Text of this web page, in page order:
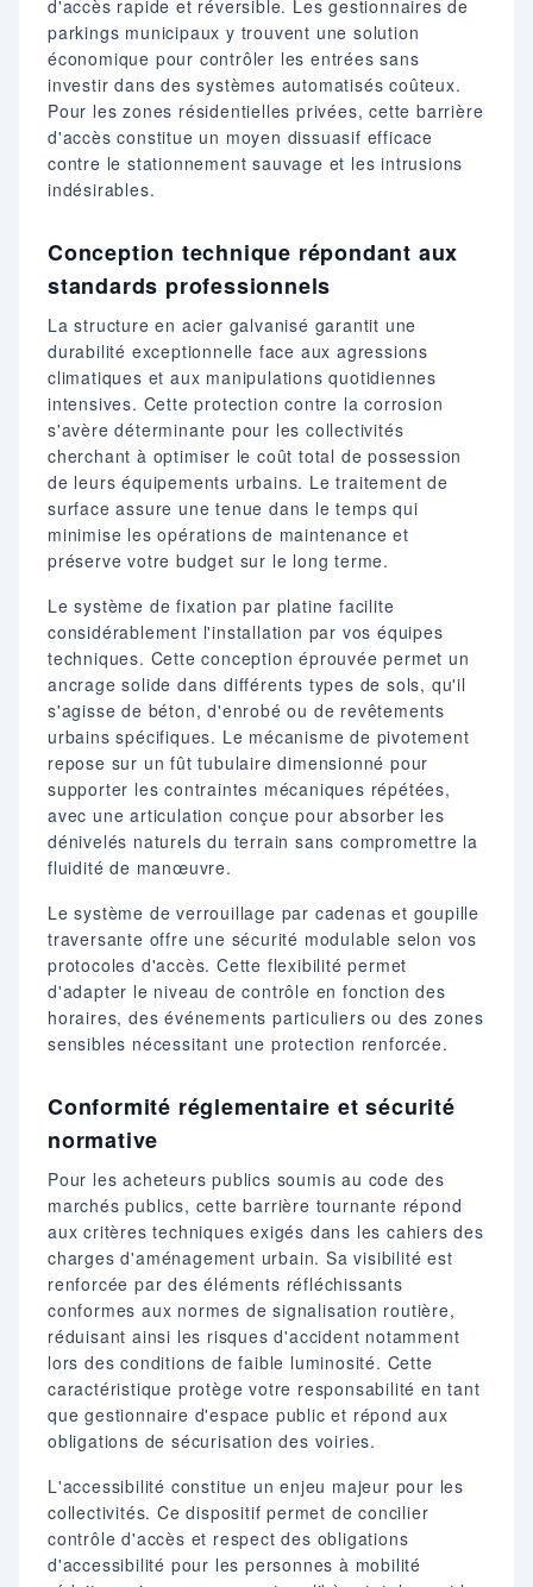
d'accès rapide et réversible. Les gestionnaires de
parkings municipaux y trouvent une solution
économique pour contrôler les entrées sans
investir dans des systèmes automatisés coûteux.
Pour les zones résidentielles privées, cette barrière
d'accès constitue un moyen dissuasif efficace
contre le stationnement sauvage et les intrusions
indésirables.
Conception technique répondant aux
standards professionnels
La structure en acier galvanisé garantit une
durabilité exceptionnelle face aux agressions
climatiques et aux manipulations quotidiennes
intensives. Cette protection contre la corrosion
s'avère déterminante pour les collectivités
cherchant à optimiser le coût total de possession
de leurs équipements urbains. Le traitement de
surface assure une tenue dans le temps qui
minimise les opérations de maintenance et
préserve votre budget sur le long terme.
Le système de fixation par platine facilite
considérablement l'installation par vos équipes
techniques. Cette conception éprouvée permet un
ancrage solide dans différents types de sols, qu'il
s'agisse de béton, d'enrobé ou de revêtements
urbains spécifiques. Le mécanisme de pivotement
repose sur un fût tubulaire dimensionné pour
supporter les contraintes mécaniques répétées,
avec une articulation conçue pour absorber les
dénivelés naturels du terrain sans compromettre la
fluidité de manœuvre.
Le système de verrouillage par cadenas et goupille
traversante offre une sécurité modulable selon vos
protocoles d'accès. Cette flexibilité permet
d'adapter le niveau de contrôle en fonction des
horaires, des événements particuliers ou des zones
sensibles nécessitant une protection renforcée.
Conformité réglementaire et sécurité
normative
Pour les acheteurs publics soumis au code des
marchés publics, cette barrière tournante répond
aux critères techniques exigés dans les cahiers des
charges d'aménagement urbain. Sa visibilité est
renforcée par des éléments réfléchissants
conformes aux normes de signalisation routière,
réduisant ainsi les risques d'accident notamment
lors des conditions de faible luminosité. Cette
caractéristique protège votre responsabilité en tant
que gestionnaire d'espace public et répond aux
obligations de sécurisation des voiries.
L'accessibilité constitue un enjeu majeur pour les
collectivités. Ce dispositif permet de concilier
contrôle d'accès et respect des obligations
d'accessibilité pour les personnes à mobilité